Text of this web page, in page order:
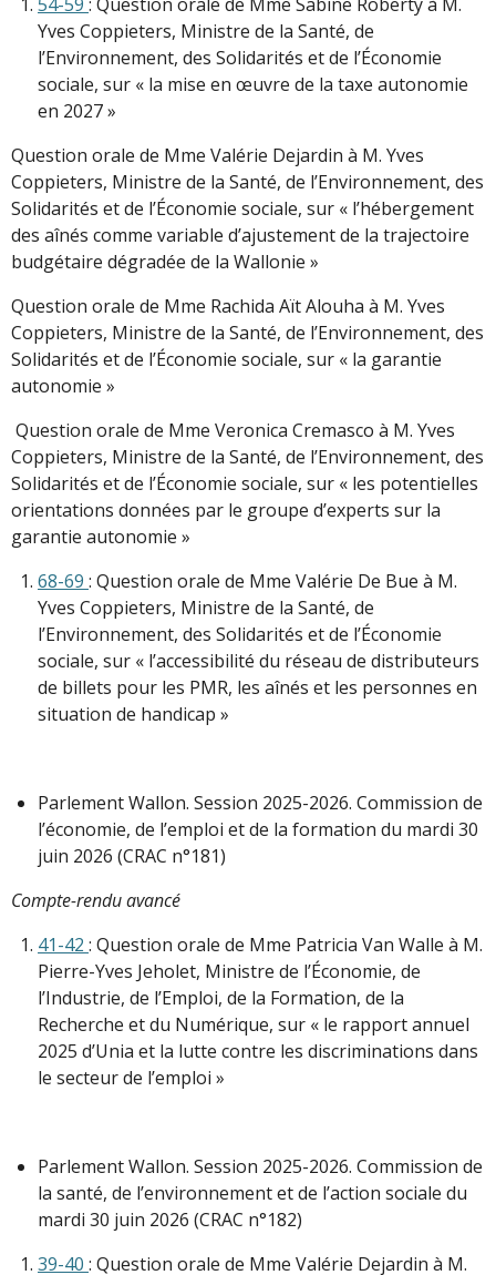
Yves Coppieters, Ministre de la Santé, de
l’Environnement, des Solidarités et de l’Économie
sociale, sur « la mise en œuvre de la taxe autonomie
en 2027 »
Question orale de Mme Valérie Dejardin à M. Yves
Coppieters, Ministre de la Santé, de l’Environnement, des
Solidarités et de l’Économie sociale, sur « l’hébergement
des aînés comme variable d’ajustement de la trajectoire
budgétaire dégradée de la Wallonie »
Question orale de Mme Rachida Aït Alouha à M. Yves
Coppieters, Ministre de la Santé, de l’Environnement, des
Solidarités et de l’Économie sociale, sur « la garantie
autonomie »
Question orale de Mme Veronica Cremasco à M. Yves
Coppieters, Ministre de la Santé, de l’Environnement, des
Solidarités et de l’Économie sociale, sur « les potentielles
orientations données par le groupe d’experts sur la
garantie autonomie »
68-69 : Question orale de Mme Valérie De Bue à M.
Yves Coppieters, Ministre de la Santé, de
l’Environnement, des Solidarités et de l’Économie
sociale, sur « l’accessibilité du réseau de distributeurs
de billets pour les PMR, les aînés et les personnes en
situation de handicap »
Parlement Wallon. Session 2025-2026. Commission de
l’économie, de l’emploi et de la formation du mardi 30
juin 2026 (CRAC n°181)
Compte-rendu avancé
41-42 : Question orale de Mme Patricia Van Walle à M.
Pierre-Yves Jeholet, Ministre de l’Économie, de
l’Industrie, de l’Emploi, de la Formation, de la
Recherche et du Numérique, sur « le rapport annuel
2025 d’Unia et la lutte contre les discriminations dans
le secteur de l’emploi »
Parlement Wallon. Session 2025-2026. Commission de
la santé, de l’environnement et de l’action sociale du
mardi 30 juin 2026 (CRAC n°182)
39-40 : Question orale de Mme Valérie Dejardin à M.